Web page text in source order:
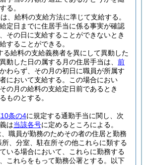
る。
、給料の支給方法に準じて支給する。
定日までに住居手当に係る事実が確認
その日に支給することができないとき
することができる。
る給料の支給義務者を異にして異動した
動した日の属する月の住居手当は、 前
わらず、その月の初日に職員が所属す
において支給する。
この場合におい
の月の給料の支給定日前であるとき
ものとする。
条の4に規定する通勤手当に関し、次
は当該各号に定めるところによる。
、職員が勤務のためその者の住居と勤務
、分室、駐在所その他これらに類する
いる場合において、これらに勤務する
これらをもって勤務公署とする。以下